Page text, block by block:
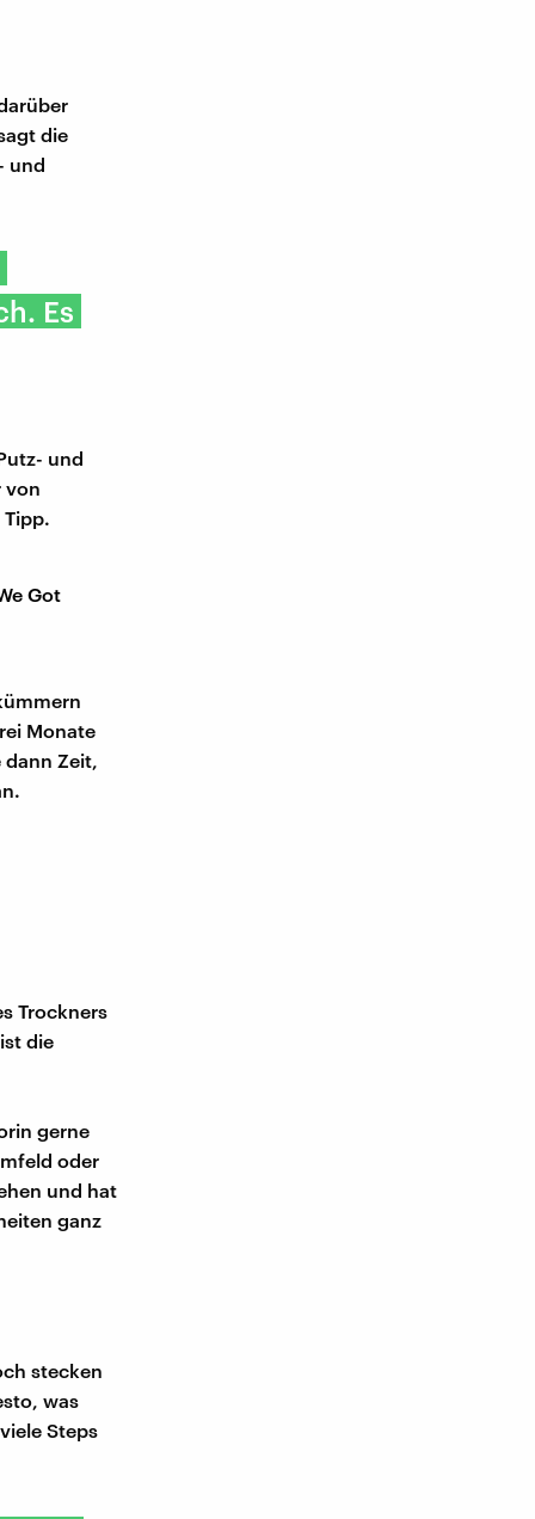
die
und
Es
und
von
Got
Monate
dann Zeit,
Trockners
die
gerne
oder
und hat
ganz
stecken
was
Steps